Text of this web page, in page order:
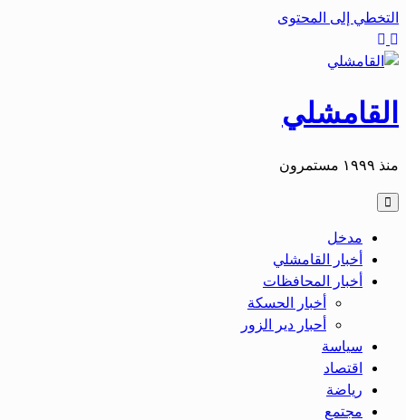
التخطي إلى المحتوى
القامشلي
منذ ١٩٩٩ مستمرون
مدخل
أخبار القامشلي
أخبار المحافظات
أخبار الحسكة
أحبار دير الزور
سياسة
اقتصاد
رياضة
مجتمع